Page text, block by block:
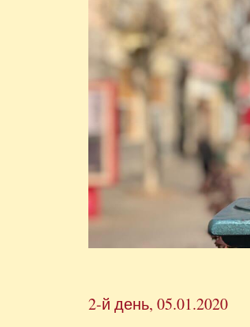
2-й день, 05.01.2020